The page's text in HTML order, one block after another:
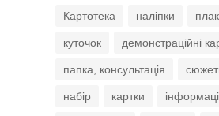
Картотека наліпки
куточок демонстраційні
папка, консультація
набір картки